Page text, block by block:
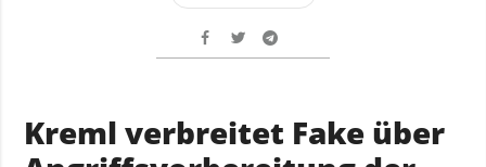
Kreml verbreitet Fake über